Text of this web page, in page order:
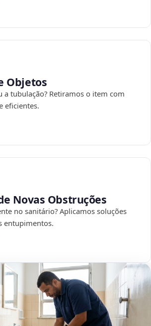
Objetos
a tubulação? Retiramos o item com
eficientes.
Novas Obstruções
no sanitário? Aplicamos soluções
entupimentos.